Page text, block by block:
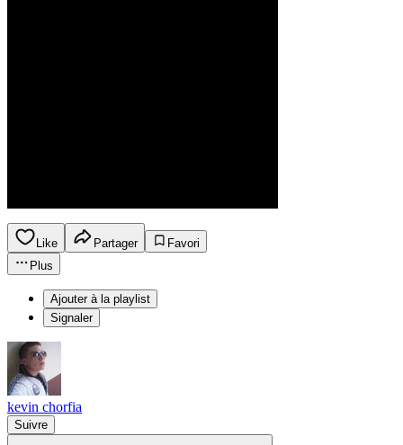
Like Partager
Favori
Plus
Ajouter à la playlist
Signaler
kevin chorfia
Suivre